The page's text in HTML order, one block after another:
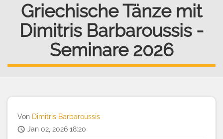
Griechische Tänze mit
Dimitris Barbaroussis -
Seminare 2026
Von Dimitris Barbaroussis
Jan 02, 2026 18:20